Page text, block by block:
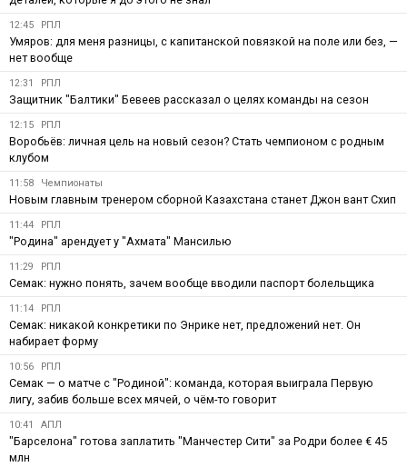
12:45 РПЛ
Умяров: для меня разницы, с капитанской повязкой на поле или без, —
нет вообще
12:31 РПЛ
Защитник "Балтики" Бевеев рассказал о целях команды на сезон
12:15 РПЛ
Воробьёв: личная цель на новый сезон? Стать чемпионом с родным
клубом
11:58 Чемпионаты
Новым главным тренером сборной Казахстана станет Джон вант Схип
11:44 РПЛ
"Родина" арендует у "Ахмата" Мансилью
11:29 РПЛ
Семак: нужно понять, зачем вообще вводили паспорт болельщика
11:14 РПЛ
Семак: никакой конкретики по Энрике нет, предложений нет. Он
набирает форму
10:56 РПЛ
Семак — о матче с "Родиной": команда, которая выиграла Первую
лигу, забив больше всех мячей, о чём-то говорит
10:41 АПЛ
"Барселона" готова заплатить "Манчестер Сити" за Родри более € 45
млн